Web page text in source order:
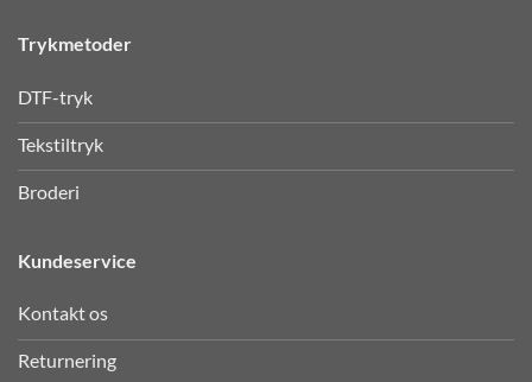
Trykmetoder
DTF-tryk
Tekstiltryk
Broderi
Kundeservice
Kontakt os
Returnering